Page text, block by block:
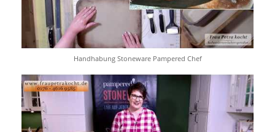
Handhabung Stoneware Pampered Chef